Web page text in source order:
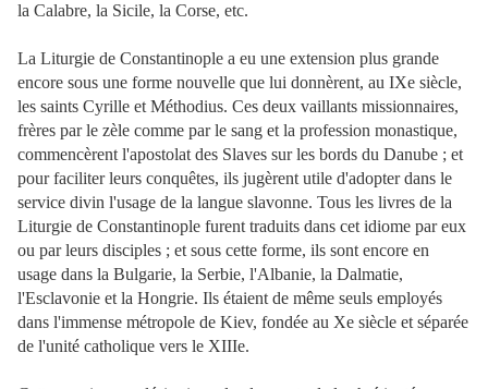
la Calabre, la Sicile, la Corse, etc.
La Liturgie de Constantinople a eu une extension plus grande
encore sous une forme nouvelle que lui donnèrent, au IXe siècle,
les saints Cyrille et Méthodius. Ces deux vaillants missionnaires,
frères par le zèle comme par le sang et la profession monastique,
commencèrent l'apostolat des Slaves sur les bords du Danube ; et
pour faciliter leurs conquêtes, ils jugèrent utile d'adopter dans le
service divin l'usage de la langue slavonne. Tous les livres de la
Liturgie de Constantinople furent traduits dans cet idiome par eux
ou par leurs disciples ; et sous cette forme, ils sont encore en
usage dans la Bulgarie, la Serbie, l'Albanie, la Dalmatie,
l'Esclavonie et la Hongrie. Ils étaient de même seuls employés
dans l'immense métropole de Kiev, fondée au Xe siècle et séparée
de l'unité catholique vers le XIIIe.